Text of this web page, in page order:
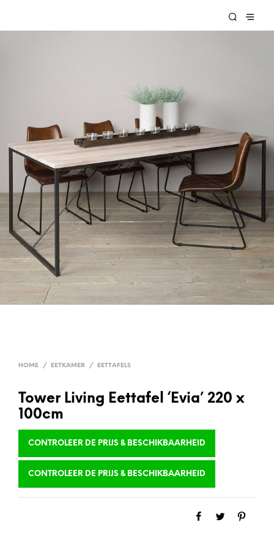
HOME / EETKAMER / EETTAFELS
Tower Living Eettafel ‘Evia’ 220 x
100cm
CONTROLEER DE PRIJS & BESCHIKBAARHEID
CONTROLEER DE PRIJS & BESCHIKBAARHEID